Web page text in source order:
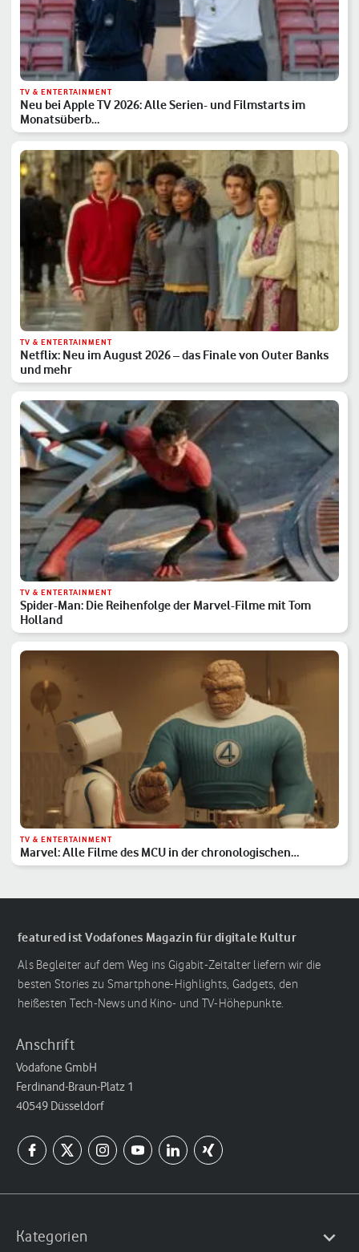
TV & ENTERTAINMENT
Neu bei Apple TV 2026: Alle Serien- und Filmstarts im
Monatsüberb…
TV & ENTERTAINMENT
Netflix: Neu im August 2026 – das Finale von Outer Banks
und mehr
TV & ENTERTAINMENT
Spider-Man: Die Reihenfolge der Marvel-Filme mit Tom
Holland
TV & ENTERTAINMENT
Marvel: Alle Filme des MCU in der chronologischen
Reihenfolge
featured ist Vodafones Magazin für digitale Kultur
Als Begleiter auf dem Weg ins Gigabit-Zeitalter liefern wir die
besten Stories zu Smartphone-Highlights, Gadgets, den
heißesten Tech-News und Kino- und TV-Höhepunkte.
Anschrift
Vodafone GmbH
Ferdinand-Braun-Platz 1
40549 Düsseldorf
Kategorien